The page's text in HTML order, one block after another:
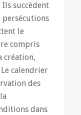
Ils succèdent
le
compris
création,
calendrier
des
dans